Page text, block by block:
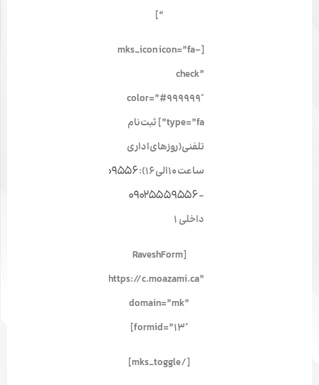
“]
[mks_icon icon=”fa-
check”
color=”#999999″
type=”fa”] ثبت‌نام
تلفنی(روز‌های‌اداری
ساعت ‍‍۱۰الی۱۶):
01191009556
–
09025559556
داخلی 1
[RaveshForm
server=”https://c.moazami.ca”
domain=”mk”
formid=”13″]
[/mks_toggle]